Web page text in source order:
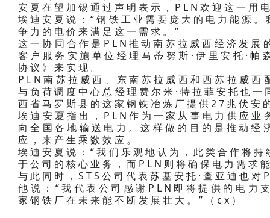
安夏在望加锡通过声明表示，PLN欢迎这一用
埃迪安夏说：“钢铁工业需要庞大的电力能源
争力的电价来满足这一需求。”
这一协同合作是PLN推动南苏拉威西经济发
客户服务实施单位经理马蒂努斯·伊里安托·
协议》来实现。
PLN南苏拉威西、东南苏拉威西和西苏拉威
与负荷调度中心总经理费尔米·特拉菲安托也
西省马罗斯县的这家钢铁冶炼厂提供27兆伏安
埃迪安夏指出，PLN作为一家从事电力供应
向全国各地输送电力。这样做的目的是推动
应，来产生乘数效应。
埃迪安夏说：“我们乐观地认为，此类合作将
于公司的核心业务，而PLN则将确保电力需求
与此同时，STS公司代表苏基安托·查亚迪也
他说：“我代表公司感谢PLN即将提供的电力
家钢铁厂在未来能不断发展壮大。”（cx）